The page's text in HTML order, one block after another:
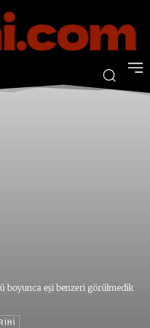
boyunca eşi benzeri görülmedik